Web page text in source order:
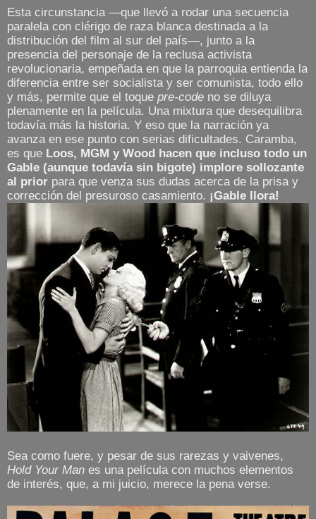
Esta circunstancia —que llevó a rodar una secuencia
paralela con clérigo de raza blanca destinada a la
distribución del film al sur del país—, junto a la
presencia del personaje de la reclusa activista
revolucionaria, empeñada en que la parroquia entienda la
diferencia entre ser socialista y ser comunista, todo ello
y más, permite que el toque pre-code no se diluya
plenamente en la película. Una mixtura que desequilibra
todavía más la historia. Y eso que la narración ya
avanza en ese punto con serias dificultades. Caramba,
es que Loos, MGM y Wood hacen que incluso todo un
Gable (aunque todavía sin bigote) implore sollozante
al prior para que venza sus dudas acerca de la prisa y
corrección del presuroso casamiento. ¡Gable llora!
Sea como fuere, y pesar de sus rarezas y vaivenes,
Hold Your Man es una película con muchos elementos
de interés, que, a mi juicio, merece la pena verse.